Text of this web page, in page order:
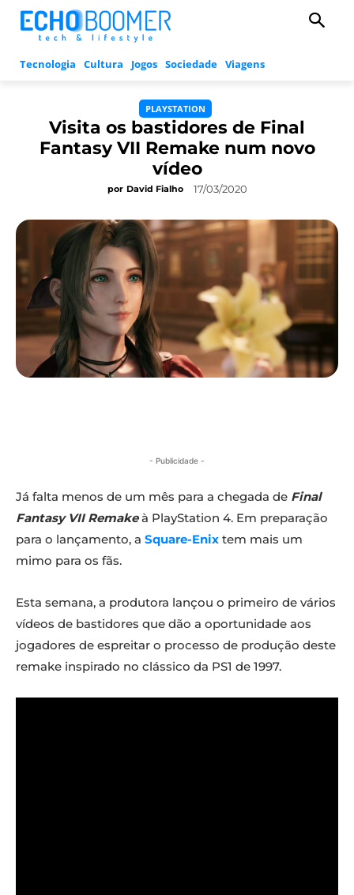
Tecnologia Cultura Jogos Sociedade Viagens
PLAYSTATION
Visita os bastidores de Final
Fantasy VII Remake num novo
vídeo
por David Fialho 17/03/2020
- Publicidade -
Já falta menos de um mês para a chegada de Final
Fantasy VII Remakeà PlayStation 4. Em preparação
para o lançamento, a Square-Enix tem mais um
mimo para os fãs.
Esta semana, a produtora lançou o primeiro de vários
vídeos de bastidores que dão a oportunidade aos
jogadores de espreitar o processo de produção deste
remake inspirado no clássico da PS1 de 1997.